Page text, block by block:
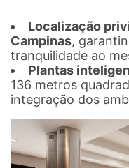
Localização
Campinas,
tranquilidade ao
Plantas
136 metros
integração dos